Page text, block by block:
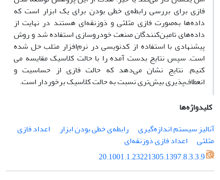
فازی برای بررسی رابطه­‌ی خطی بودن برای یک ابزار است که
داده‌­ها به‌صورت فازی مثلثی و ذوزنقه­‌ای هستند در نهایت از
داده‌های تامین‌کنندگان صنعت خودروسازی استفاده شد و روش
پیشنهادی با استفاده از کدنویسی در نرم‌­افزار متلب حل شده
است. سپس نتایج بدست آمده را با حالت کلاسیک مقایسه می­‌
کنیم. نتایج نشان می­‌دهد که حالت فازی از حساسیت و
انعطاف‌پذیری بیش‌تری نسبت به حالت کلاسیک برخوردار است.
کلیدواژه‌ها
آنالیز سیستم اندازه‌گیری
رابطه‌ی خطی بودن ابزار
اعداد فازی
مثلثی
اعداد فازی ذوزنقه‌ای
20.1001.1.23221305.1397.8.3.3.9